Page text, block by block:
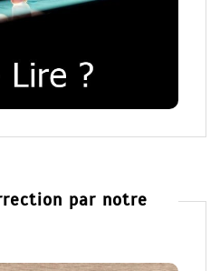
par notre